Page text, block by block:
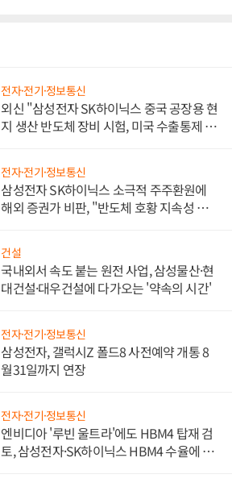
전자·전기·정보통신
외신 "삼성전자 SK하이닉스 중국 공장용 현
지 생산 반도체 장비 시험, 미국 수출통제 대
전자·전기·정보통신
삼성전자 SK하이닉스 소극적 주주환원에
해외 증권가 비판, "반도체 호황 지속성 의
건설
국내외서 속도 붙는 원전 사업, 삼성물산·현
대건설·대우건설에 다가오는 '약속의 시간'
전자·전기·정보통신
삼성전자, 갤럭시Z 폴드8 사전예약 개통 8
월31일까지 연장
전자·전기·정보통신
엔비디아 '루빈 울트라'에도 HBM4 탑재 검
토, 삼성전자·SK하이닉스 HBM4 수율에 주